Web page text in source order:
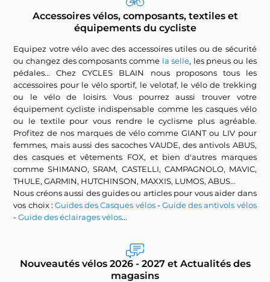
Accessoires vélos, composants, textiles et
équipements du cycliste
Equipez votre vélo avec des accessoires utiles ou de sécurité
ou changez des composants comme la selle, les pneus ou les
pédales... Chez CYCLES BLAIN nous proposons tous les
accessoires pour le vélo sportif, le velotaf, le vélo de trekking
ou le vélo de loisirs. Vous pourrez aussi trouver votre
équipement cycliste indispensable comme les casques vélo
ou le textile pour vous rendre le cyclisme plus agréable.
Profitez de nos marques de vélo comme GIANT ou LIV pour
femmes, mais aussi des sacoches VAUDE, des antivols ABUS,
des casques et vêtements FOX, et bien d'autres marques
comme SHIMANO, SRAM, CASTELLI, CAMPAGNOLO, MAVIC,
THULE, GARMIN, HUTCHINSON, MAXXIS, LUMOS, ABUS...
Nous créons aussi des guides ou articles pour vous aider dans
vos choix :Guides des Casques vélos-Guide des antivols vélos
-Guide des éclairages vélos...
Nouveautés vélos 2026 - 2027 et Actualités des
magasins